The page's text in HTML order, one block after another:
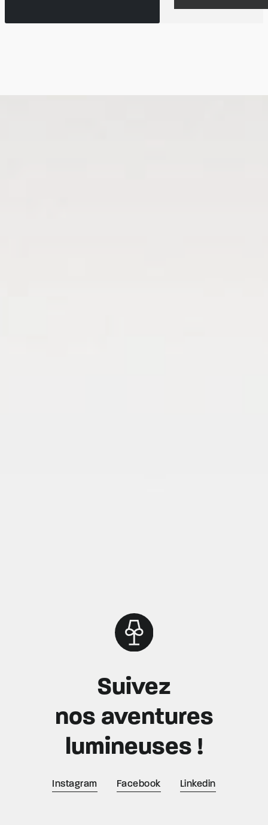
Suivez
nos aventures
lumineuses !
Instagram Facebook Linkedin